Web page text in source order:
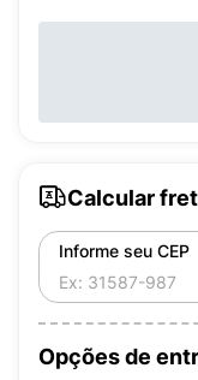
Calcular
Informe seu CEP
Opções de